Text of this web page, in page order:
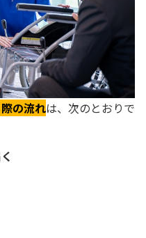
の流れは、次のとおりで